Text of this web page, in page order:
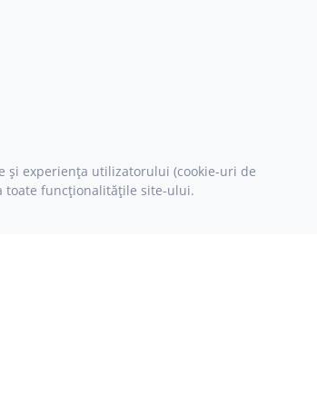
și experiența utilizatorului (cookie-uri de
toate funcționalitățile site-ului.